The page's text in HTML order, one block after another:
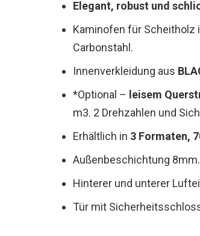
Elegant, robust und
Kaminofen für Scheitholz
Carbonstahl.
Innenverkleidung aus
*Optional – leisem
m3. 2 Drehzahlen und
Erhältlich in 3 Formaten,
Außenbeschichtung 8mm.
Hinterer und unterer
Tür mit